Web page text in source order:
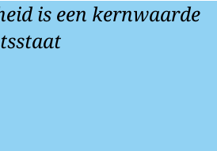
is een kernwaarde